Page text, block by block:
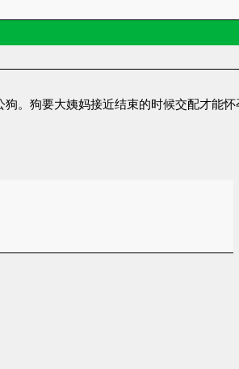
。狗要大姨妈接近结束的时候交配才能